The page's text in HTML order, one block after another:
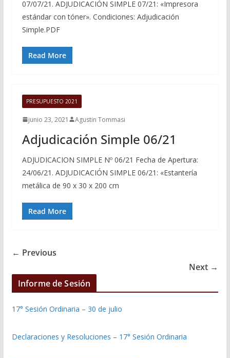
07/07/21. ADJUDICACIÓN SIMPLE 07/21: «Impresora
estándar con tóner». Condiciones: Adjudicación
Simple.PDF
Read More
PRESUPUESTO 2021
junio 23, 2021 Agustin Tommasi
Adjudicación Simple 06/21
ADJUDICACION SIMPLE Nº 06/21 Fecha de Apertura:
24/06/21. ADJUDICACIÓN SIMPLE 06/21: «Estantería
metálica de 90 x 30 x 200 cm
Read More
← Previous
Next →
Informe de Sesión
17° Sesión Ordinaria – 30 de julio
Declaraciones y Resoluciones – 17° Sesión Ordinaria